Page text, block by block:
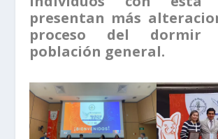
presentan más
proceso del
población general.